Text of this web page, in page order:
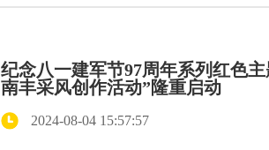
纪念八一建军节97周年系列红色
南丰采风创作活动”隆重启动
2024-08-04 15:57:57